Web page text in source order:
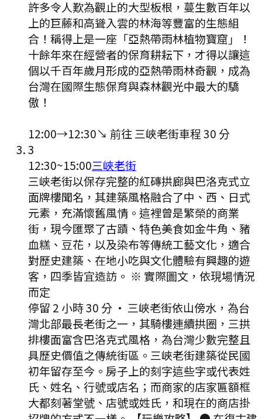
許多令人歎為觀止的大型板根，蔓生數百年以
上的巨藤和高聳入雲的林海等豐富的生態組
合！稱得上是一座「亞熱帶雨林植物寶窟」！
十餘年來在經營者的保育耕耘下，才得以讓這
個以千百年歲月形成的亞熱帶雨林奇觀，成為
台灣在國際生態保育與森林觀光中最大的驕
傲！
12:00→12:30↘ 前往 三峽老街車程30 分
3
12:30~15:00三峽老街
三峽老街以保存完整的紅磚拱廊與巴洛克式立
面牌樓聞名，其建築風格融合了中、西、日式
元素，充滿懷舊風情。這裡曾是繁榮的商業
街，現今匯聚了古蹟、特色美食如金牛角、豬
血糕、豆花，以及染布等傳統工藝文化，適合
對歷史建築、在地小吃與文化體驗有興趣的遊
客，四季皆宜造訪。 ※ 實際圖文，依現場情況
而定
停留 2 小時 30 分 · 三峽老街依山傍水，為台
灣北部最長老街之一，其騎樓連續拱圈，三拱
排樓面富含巴洛克式風格，為台灣少數完整且
具歷史價值之傳統街區。三峽老街建築從民國
初年留存至今。房子上的刻字這些字或代表姓
氏、姓名、行號或店名；而商家的店家匾額框
大都刻著堂號、店號或姓氏，和現在的商店掛